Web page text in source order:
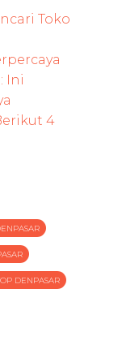
Toko
Ini
4
DENPASAR